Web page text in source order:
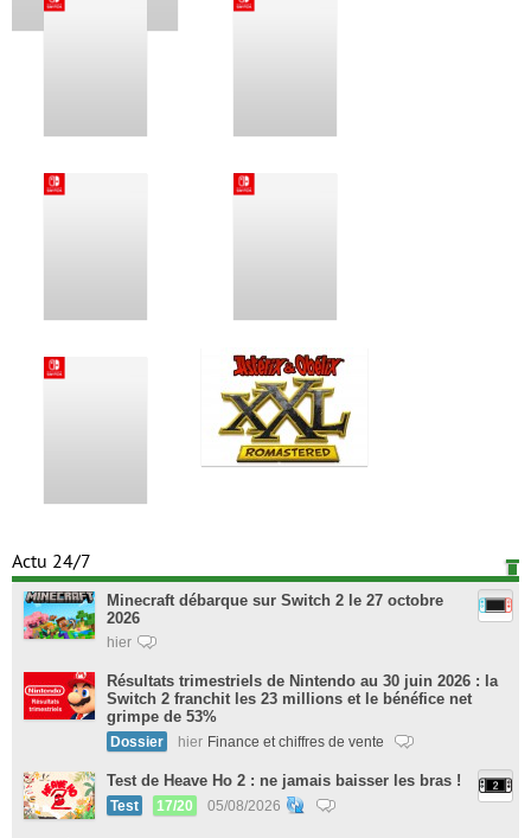
Actu 24/7
Minecraft débarque sur Switch 2 le 27 octobre
2026
hier
Résultats trimestriels de Nintendo au 30 juin 2026 : la
Switch 2 franchit les 23 millions et le bénéfice net
grimpe de 53%
Dossier hier Finance et chiffres de vente
Test de Heave Ho 2 : ne jamais baisser les bras !
Test 17/20 05/08/2026